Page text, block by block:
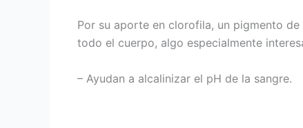
Por su aporte en clorofila, un pigmento
todo el cuerpo, algo especialmente
– Ayudan a alcalinizar el pH de la sangre.